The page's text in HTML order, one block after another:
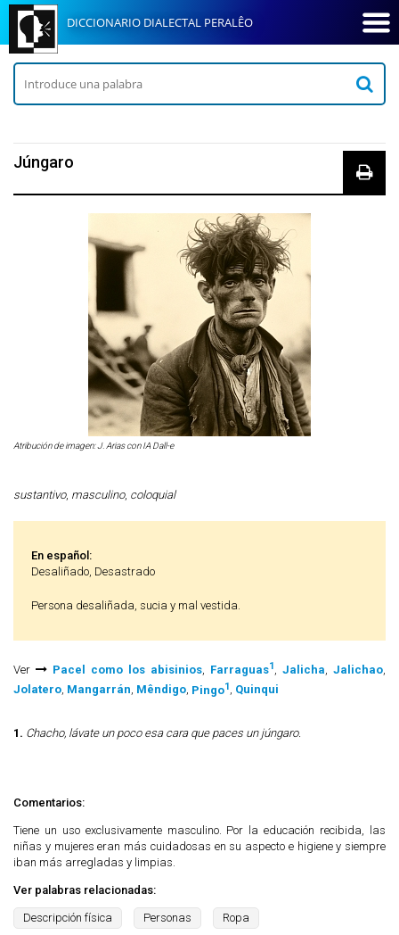
DICCIONARIO DIALECTAL PERALÊO
Júngaro
Atribución de imagen: J. Arias con IA Dall-e
sustantivo, masculino, coloquial
En español:
Desaliñado, Desastrado
Persona desaliñada, sucia y mal vestida.
Ver Pacel como los abisinios, Farraguas1, Jalicha, Jalichao,
Jolatero, Mangarrán, Mêndigo, Pingo1, Quinqui
1. Chacho, lávate un poco esa cara que paces un júngaro.
Comentarios:
Tiene un uso exclusivamente masculino. Por la educación recibida, las
niñas y mujeres eran más cuidadosas en su aspecto e higiene y siempre
iban más arregladas y limpias.
Ver palabras relacionadas:
Descripción física Personas Ropa